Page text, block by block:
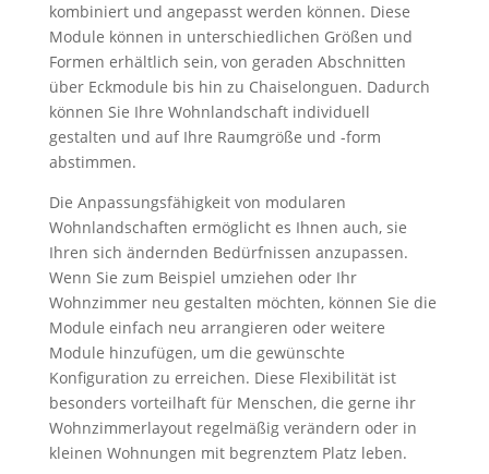
kombiniert und angepasst werden können. Diese
Module können in unterschiedlichen Größen und
Formen erhältlich sein, von geraden Abschnitten
über Eckmodule bis hin zu Chaiselonguen. Dadurch
können Sie Ihre Wohnlandschaft individuell
gestalten und auf Ihre Raumgröße und -form
abstimmen.
Die Anpassungsfähigkeit von modularen
Wohnlandschaften ermöglicht es Ihnen auch, sie
Ihren sich ändernden Bedürfnissen anzupassen.
Wenn Sie zum Beispiel umziehen oder Ihr
Wohnzimmer neu gestalten möchten, können Sie die
Module einfach neu arrangieren oder weitere
Module hinzufügen, um die gewünschte
Konfiguration zu erreichen. Diese Flexibilität ist
besonders vorteilhaft für Menschen, die gerne ihr
Wohnzimmerlayout regelmäßig verändern oder in
kleinen Wohnungen mit begrenztem Platz leben.